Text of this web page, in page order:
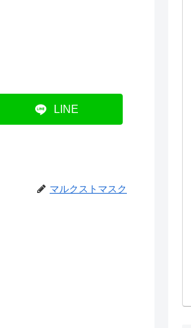
LINE
マルクストマスク